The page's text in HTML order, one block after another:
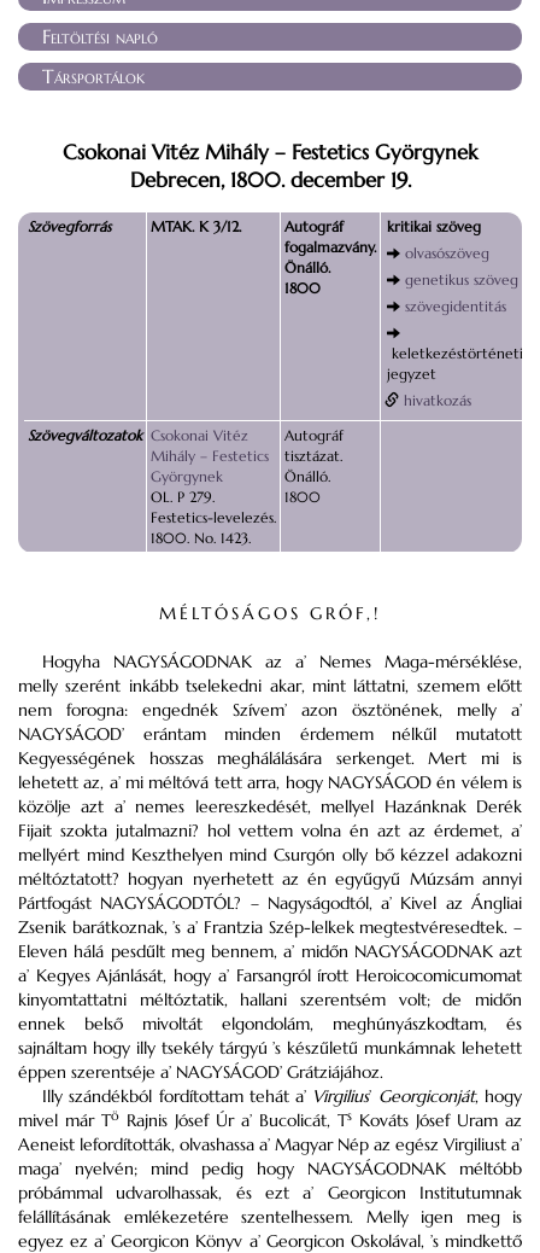
Feltöltési napló
Társportálok
Csokonai Vitéz Mihály – Festetics Györgynek
Debrecen, 1800. december 19.
Szövegforrás MTAK. K 3/12.
Autográf
fogalmazvány.
Önálló.
1800
kritikai szöveg
olvasószöveg
genetikus szöveg
szövegidentitás
keletkezéstörténeti
jegyzet
hivatkozás
Szövegváltozatok Csokonai Vitéz
Mihály – Festetics
Györgynek
OL. P 279.
Festetics-levelezés.
1800. No. 1423.
Autográf
tisztázat.
Önálló.
1800
MÉLTÓSÁGOS GRÓF,!
Hogyha NAGYSÁGODNAK az a’ Nemes Maga-mérséklése,
melly szerént inkább tselekedni akar, mint láttatni, szemem előtt
nem forogna: engednék Szívem’ azon ösztönének, melly a’
NAGYSÁGOD’ erántam minden érdemem nélkűl mutatott
Kegyességének hosszas meghálálására serkenget. Mert mi is
lehetett az, a’ mi méltóvá tett arra, hogy NAGYSÁGOD én vélem is
közölje azt a’ nemes leereszkedését, mellyel Hazánknak Derék
Fijait szokta jutalmazni? hol vettem volna én azt az érdemet, a’
mellyért mind Keszthelyen mind Csurgón olly bő kézzel adakozni
méltóztatott? hogyan nyerhetett az én egyűgyű Múzsámannyi
Pártfogást NAGYSÁGODTÓL? – Nagyságodtól, a’ Kivel az Ángliai
Zsenik barátkoznak, ’s a’ Frantzia Szép-lelkek megtestvéresedtek. –
Eleven hálá pesdűlt meg bennem, a’ midőn NAGYSÁGODNAK azt
a’ Kegyes Ajánlását, hogy a’ Farsangról írott Heroicocomicumomat
kinyomtattatni méltóztatik, hallani szerentsém volt; de midőn
ennek belső mivoltát elgondolám, meghúnyászkodtam, és
sajnáltam hogy illy tsekély tárgyú ’s készűletű munkámnak lehetett
éppen szerentséje a’ NAGYSÁGOD’ Grátziájához.
Illy szándékból fordítottam tehát a’ Virgilius’ Georgiconját, hogy
mivel már Tö Rajnis JósefÚr a’ Bucolicát, Ts Kováts JósefUram az
Aeneist lefordították, olvashassa a’ Magyar Nép az egész Virgiliust a’
maga’ nyelvén; mind pedig hogy NAGYSÁGODNAK méltóbb
próbámmal udvarolhassak, és ezt a’ Georgicon Institutumnak
felállításának emlékezetére szentelhessem. Melly igen meg is
egyez ez a’ Georgicon Könyv a’ Georgicon Oskolával, ’s mindkettő